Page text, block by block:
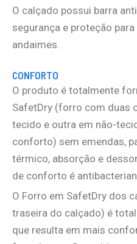
O calçado possui barra
segurança e proteção
andaimes.
CONFORTO
O produto é totalmente
SafetDry (forro com duas
tecido e outra em não-
conforto) sem emendas,
térmico, absorção e
de conforto é
O Forro em SafetDry dos
traseira do calçado) é
que resulta em mais